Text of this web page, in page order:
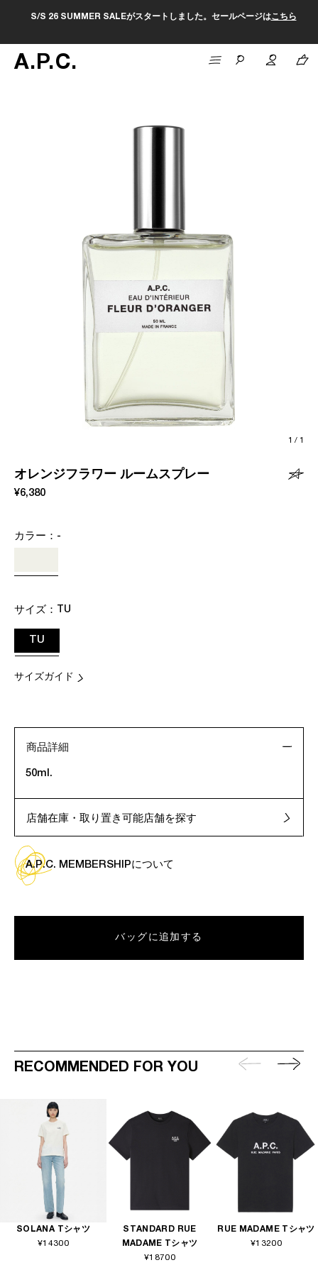
S/S 26 SUMMER SALEがスタートしました。セールページはこちら
A.P.C.
1 / 1
オレンジフラワー ルームスプレー
¥6,380
カラー： -
サイズ： TU
TU
サイズガイド
商品詳細
50ml.
店舗在庫・取り置き可能店舗を探す
A.P.C. MEMBERSHIPについて
バッグに追加する
RECOMMENDED FOR YOU
SOLANA Tシャツ
¥14300
STANDARD RUE
MADAME Tシャツ
¥18700
RUE MADAME Tシャツ
¥13200